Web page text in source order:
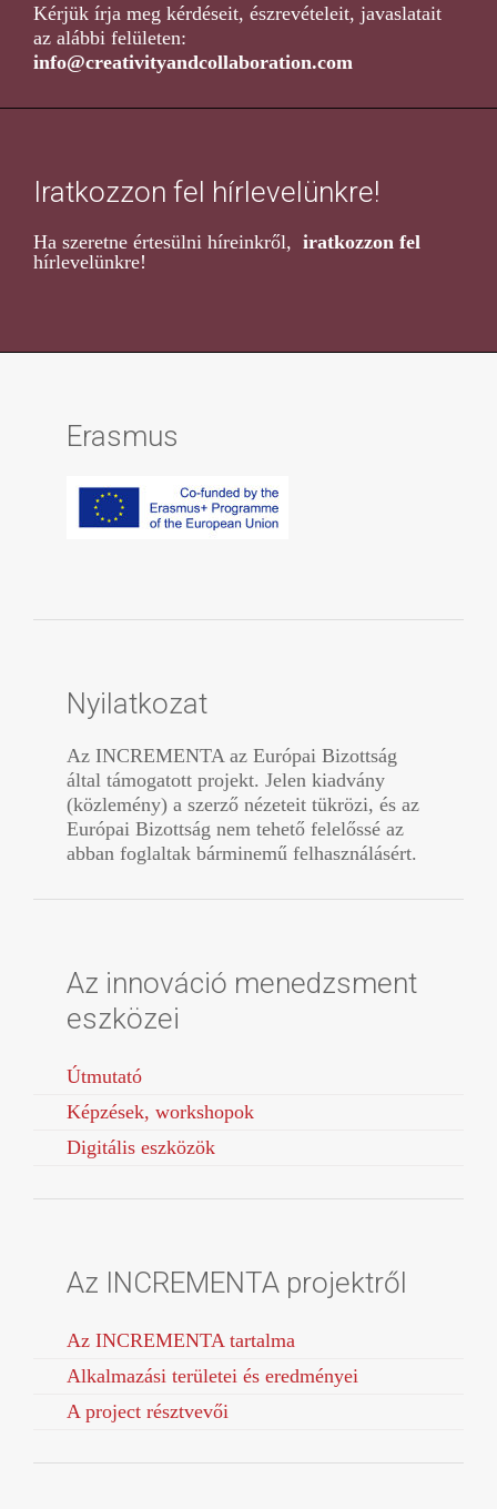
Kérjük írja meg kérdéseit, észrevételeit, javaslatait
az alábbi felületen:
info@creativityandcollaboration.com
Iratkozzon fel hírlevelünkre!
Ha szeretne értesülni híreinkről, iratkozzon fel
hírlevelünkre!
Erasmus
Nyilatkozat
Az INCREMENTA az Európai Bizottság
által támogatott projekt. Jelen kiadvány
(közlemény) a szerző nézeteit tükrözi, és az
Európai Bizottság nem tehető felelőssé az
abban foglaltak bárminemű felhasználásért.
Az innováció menedzsment
eszközei
Útmutató
Képzések, workshopok
Digitális eszközök
Az INCREMENTA projektről
Az INCREMENTA tartalma
Alkalmazási területei és eredményei
A project résztvevői